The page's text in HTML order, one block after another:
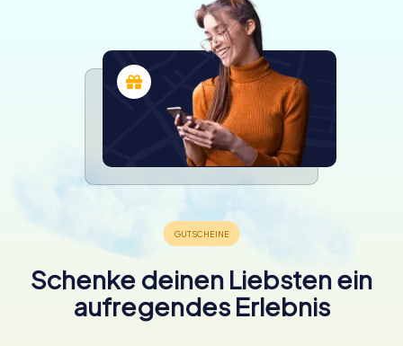
Schenke deinen Liebsten ein
aufregendes Erlebnis